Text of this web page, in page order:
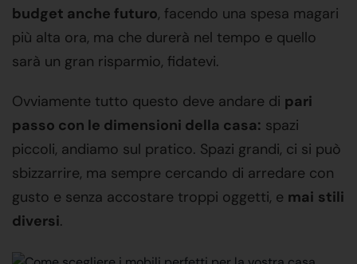
budget anche futuro, facendo una spesa magari
più alta ora, ma che durerà nel tempo e quello
sarà un gran risparmio, fidatevi.
Ovviamente tutto questo deve andare di pari
passo con le dimensioni della casa: spazi
piccoli, andiamo sul pratico. Spazi grandi, ci si può
sbizzarrire, ma sempre cercando di arredare con
gusto e senza accostare troppi oggetti, e mai stili
diversi.